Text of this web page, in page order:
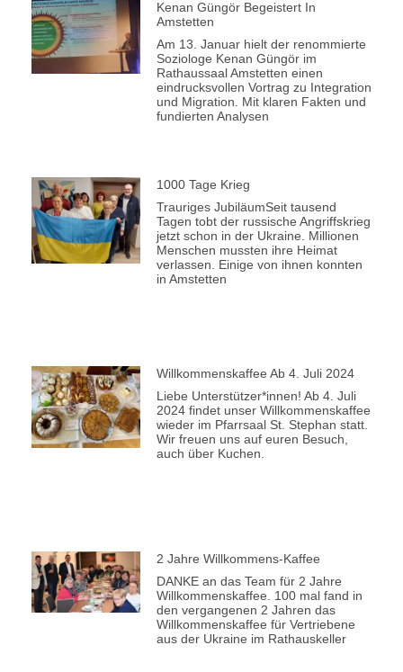
Kenan Güngör Begeistert In
Amstetten
Am 13. Januar hielt der renommierte
Soziologe Kenan Güngör im
Rathaussaal Amstetten einen
eindrucksvollen Vortrag zu Integration
und Migration. Mit klaren Fakten und
fundierten Analysen
1000 Tage Krieg
Trauriges JubiläumSeit tausend
Tagen tobt der russische Angriffskrieg
jetzt schon in der Ukraine. Millionen
Menschen mussten ihre Heimat
verlassen. Einige von ihnen konnten
in Amstetten
Willkommenskaffee Ab 4. Juli 2024
Liebe Unterstützer*innen! Ab 4. Juli
2024 findet unser Willkommenskaffee
wieder im Pfarrsaal St. Stephan statt.
Wir freuen uns auf euren Besuch,
auch über Kuchen.
2 Jahre Willkommens-Kaffee
DANKE an das Team für 2 Jahre
Willkommenskaffee. 100 mal fand in
den vergangenen 2 Jahren das
Willkommenskaffee für Vertriebene
aus der Ukraine im Rathauskeller